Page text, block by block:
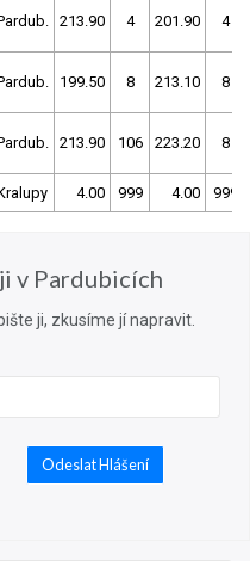
213.90 4 201.90 4
199.50 8 213.10 8
213.90 106 223.20 8
4.00 999 4.00 999
v Pardubicích
ji, zkusíme jí napravit.
Odeslat Hlášení